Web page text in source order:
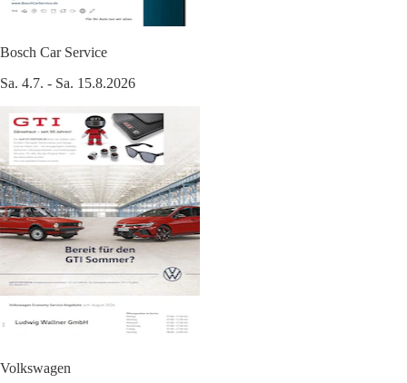
Bosch Car Service
Sa. 4.7. - Sa. 15.8.2026
Volkswagen